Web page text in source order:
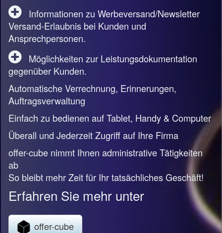
Informationen zu Werbeversand/Newsletter
Versand-Erlaubnis bei Kunden und
Ansprechpersonen.
Möglichkeiten zur Leistungsdokumentation
gegenüber Kunden.
Automatische Verrechnung, Erinnerungen,
Auftragsverwaltung
Einfach zu bedienen auf Tablet, Handy & Computer
Überall und Jederzeit Zugriff auf Ihre Firma
offer-cube nimmt Ihnen administrative Tätigkeiten
ab
So bleibt mehr Zeit für Ihr tatsächliches Geschäft!
Erfahren Sie mehr unter
offer-cube